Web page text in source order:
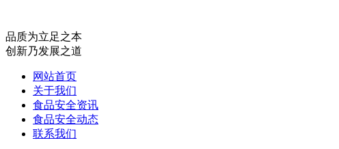
品质为立足之本
创新乃发展之道
网站首页
关于我们
食品安全资讯
食品安全动态
联系我们